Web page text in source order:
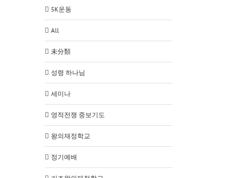
5K운동
All
未分類
성령 하나님
세미나
영적전쟁 중보기도
왕의재정학교
정기예배